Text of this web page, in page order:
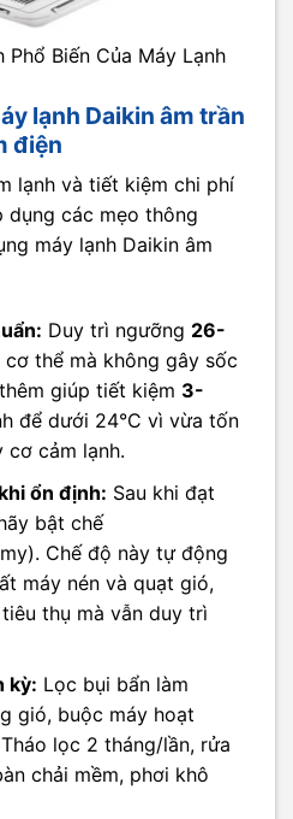
Phổ Biến Của Máy Lạnh
lạnh Daikin âm trần
điện
lạnh và tiết kiệm chi phí
dụng các mẹo thông
máy lạnh Daikin âm
Duy trì ngưỡng 26-
thể mà không gây sốc
giúp tiết kiệm 3-
để dưới 24°C vì vừa tốn
cơ cảm lạnh.
ổn định: Sau khi đạt
bật chế
Chế độ này tự động
máy nén và quạt gió,
thụ mà vẫn duy trì
kỳ: Lọc bụi bẩn làm
gió, buộc máy hoạt
lọc 2 tháng/lần, rửa
chải mềm, phơi khô